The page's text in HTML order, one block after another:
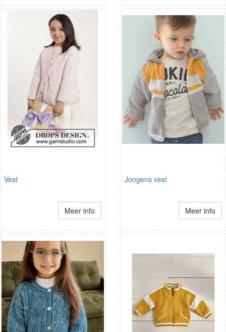
Vest
Meer info
Jongens vest
Meer info